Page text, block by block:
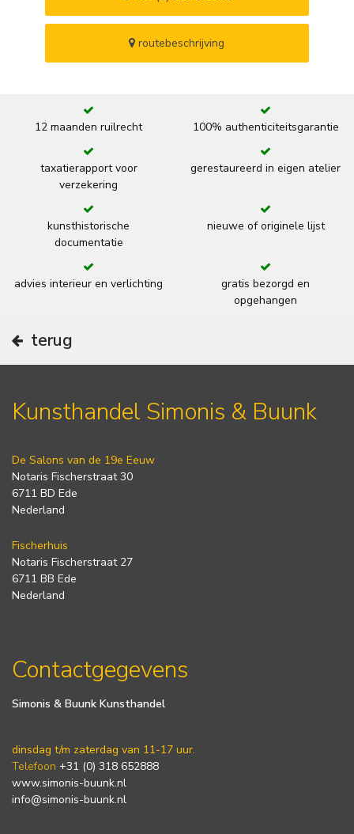
routebeschrijving
12 maanden ruilrecht 100% authenticiteitsgarantie
taxatierapport voor
verzekering
gerestaureerd in eigen atelier
kunsthistorische
documentatie
nieuwe of originele lijst
advies interieur en verlichting
gratis bezorgd en
opgehangen
terug
Kunsthandel Simonis & Buunk
De Salons van de 19e Eeuw
Notaris Fischerstraat 30
6711 BD Ede
Nederland
Fischerhuis
Notaris Fischerstraat 27
6711 BB Ede
Nederland
Contactgegevens
Simonis & Buunk Kunsthandel
dinsdag t/m zaterdag van 11-17 uur.
Telefoon +31 (0) 318 652888
www.simonis-buunk.nl
info@simonis-buunk.nl